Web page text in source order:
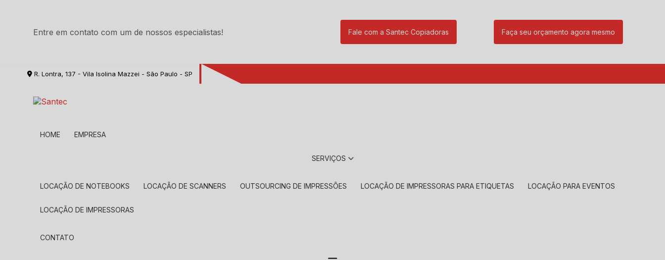
Entre em contato com um de nossos especialistas! Fale com a Santec Copiadoras Faça seu orçamento agora mesmo
R. Lontra, 137 - Vila Isolina Mazzei - São Paulo - SP
HOME EMPRESA
SERVIÇOS
LOCAÇÃO DE NOTEBOOKS LOCAÇÃO DE SCANNERS OUTSOURCING DE IMPRESSÕES LOCAÇÃO DE IMPRESSORAS PARA ETIQUETAS LOCAÇÃO PARA EVENTOS
LOCAÇÃO DE IMPRESSORAS
CONTATO